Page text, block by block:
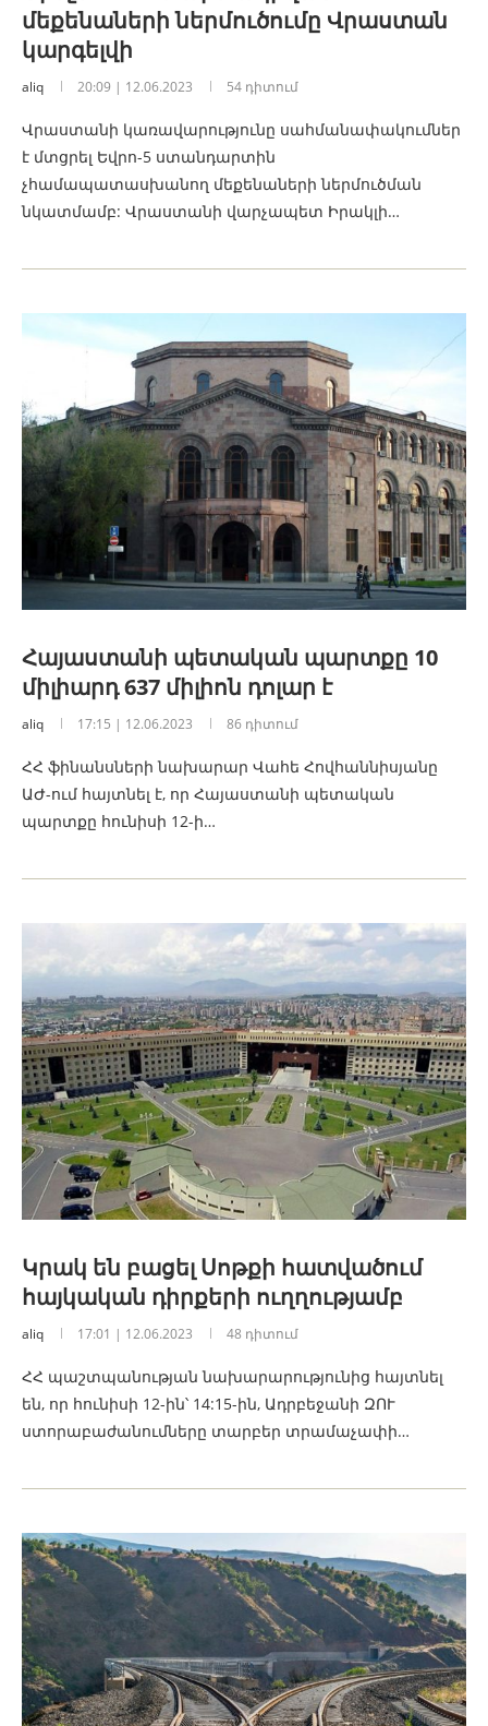
մեքենաների ներմուծումը Վրաստան
կարգելվի
aliq 20:09 | 12.06.2023 54 դիտում
Վրաստանի կառավարությունը սահմանափակումներ
է մտցրել Եվրո-5 ստանդարտին
չհամապատասխանող մեքենաների ներմուծման
նկատմամբ: Վրաստանի վարչապետ Իրակլի…
Հայաստանի պետական պարտքը 10
միլիարդ 637 միլիոն դոլար է
aliq 17:15 | 12.06.2023 86 դիտում
ՀՀ ֆինանսների նախարար Վահե Հովհաննիսյանը
ԱԺ-ում հայտնել է, որ Հայաստանի պետական
պարտքը հունիսի 12-ի…
Կրակ են բացել Սոթքի հատվածում
հայկական դիրքերի ուղղությամբ
aliq 17:01 | 12.06.2023 48 դիտում
ՀՀ պաշտպանության նախարարությունից հայտնել
են, որ հունիսի 12-ին՝ 14:15-ին, Ադրբեջանի ԶՈՒ
ստորաբաժանումները տարբեր տրամաչափի…